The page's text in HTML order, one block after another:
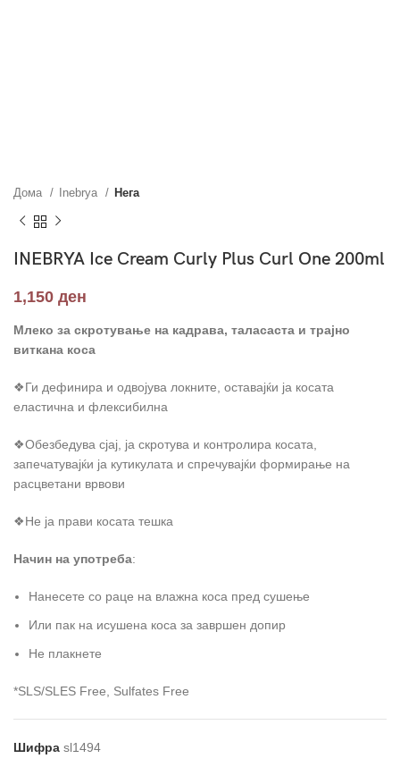
Дома Inebrya Нега
INEBRYA Ice Cream Curly Plus Curl One 200ml
1,150 ден
Млеко за скротување на кадрава, таласаста и трајно
виткана коса
❖Ги дефинира и одвојува локните, оставајќи ја косата
еластична и флексибилна
❖Обезбедува сјај, ја скротува и контролира косата,
запечатувајќи ја кутикулата и спречувајќи формирање на
расцветани врвови
❖Не ја прави косата тешка
Начин на употреба:
Нанесете со раце на влажна коса пред сушење
Или пак на исушена коса за завршен допир
Не плакнете
*SLS/SLES Free, Sulfates Free
Шифра sl1494